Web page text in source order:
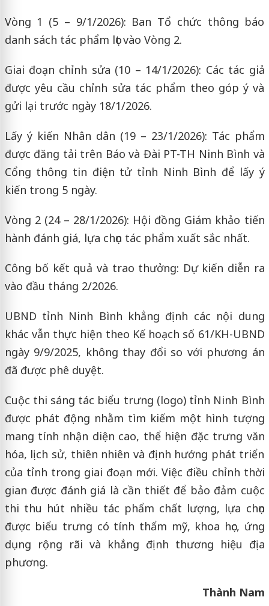
Vòng 1 (5 – 9/1/2026): Ban Tổ chức thông báo
danh sách tác phẩm lọt vào Vòng 2.
Giai đoạn chỉnh sửa (10 – 14/1/2026): Các tác giả
được yêu cầu chỉnh sửa tác phẩm theo góp ý và
gửi lại trước ngày 18/1/2026.
Lấy ý kiến Nhân dân (19 – 23/1/2026): Tác phẩm
được đăng tải trên Báo và Đài PT-TH Ninh Bình và
Cổng thông tin điện tử tỉnh Ninh Bình để lấy ý
kiến trong 5 ngày.
Vòng 2 (24 – 28/1/2026): Hội đồng Giám khảo tiến
hành đánh giá, lựa chọn tác phẩm xuất sắc nhất.
Công bố kết quả và trao thưởng: Dự kiến diễn ra
vào đầu tháng 2/2026.
UBND tỉnh Ninh Bình khẳng định các nội dung
khác vẫn thực hiện theo Kế hoạch số 61/KH-UBND
ngày 9/9/2025, không thay đổi so với phương án
đã được phê duyệt.
Cuộc thi sáng tác biểu trưng (logo) tỉnh Ninh Bình
được phát động nhằm tìm kiếm một hình tượng
mang tính nhận diện cao, thể hiện đặc trưng văn
hóa, lịch sử, thiên nhiên và định hướng phát triển
của tỉnh trong giai đoạn mới. Việc điều chỉnh thời
gian được đánh giá là cần thiết để bảo đảm cuộc
thi thu hút nhiều tác phẩm chất lượng, lựa chọn
được biểu trưng có tính thẩm mỹ, khoa học, ứng
dụng rộng rãi và khẳng định thương hiệu địa
phương.
Thành Nam